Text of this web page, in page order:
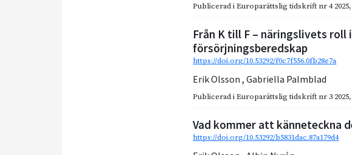
Publicerad iEuroparättslig tidskrift nr 4 2025
Från K till F – näringslivets roll
försörjningsberedskap
https://doi.org/10.53292/f0c7f556.0fb28e7a
Erik Olsson,Gabriella Palmblad
Publicerad iEuroparättslig tidskrift nr 3 2025
Vad kommer att känneteckna
https://doi.org/10.53292/b5831dac.87a179d4